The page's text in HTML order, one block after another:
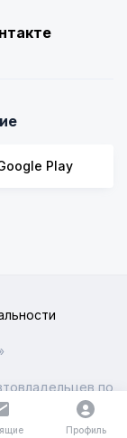
Play
по
Профиль